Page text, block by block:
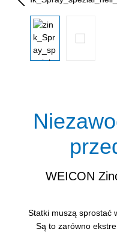
WEICON
Statki muszą sprostać
Są to zarówno